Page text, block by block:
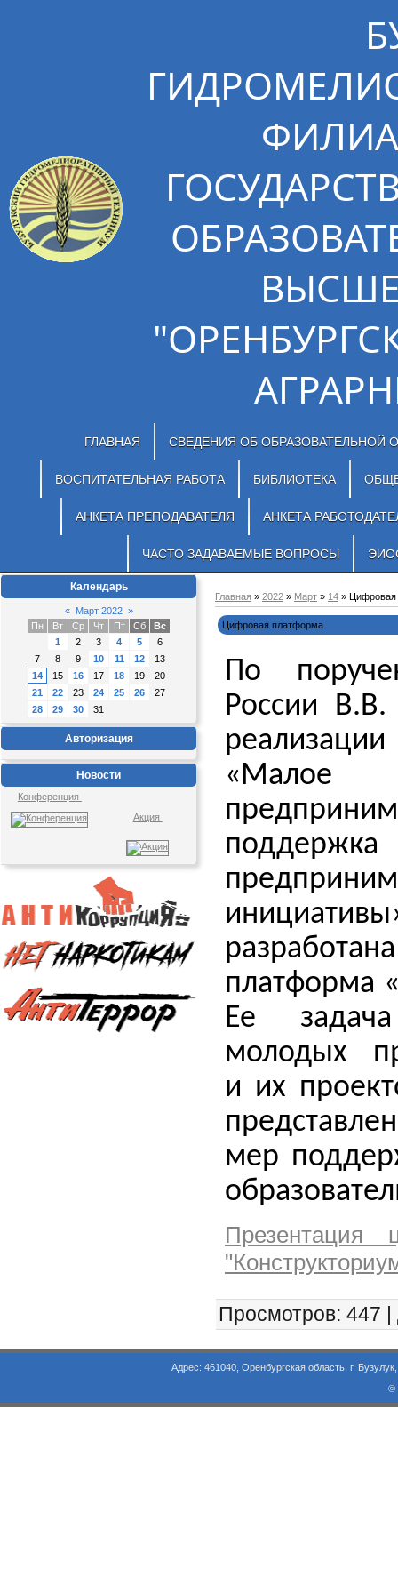
ГЛАВНАЯ СВЕДЕНИЯ ОБ ОБРАЗОВАТЕЛЬНОЙ
ВОСПИТАТЕЛЬНАЯ РАБОТА БИБЛИОТЕКА
АНКЕТА ПРЕПОДАВАТЕЛЯ АНКЕТА
ЧАСТО ЗАДАВАЕМЫЕ ВОПРОСЫ
Календарь
« Март 2022 »
Пн
Вт Ср Чт Пт Сб
Вс
1
2 3 4 5
6
7
8 9 10 11 12
13
14
15 16 17 18 19
20
21
22 23 24 25 26
27
28
29 30 31
Авторизация
Новости
Конференция
Акция
Главная » 2022 » Март » 14 »
Цифровая платформа
По
России
поддержка
платформа
Ее
молодых
и их
мер
Презентация
Просмотров: 447 |
Адрес: 461040, Оренбургская область, г. Бузулук, ул.
©